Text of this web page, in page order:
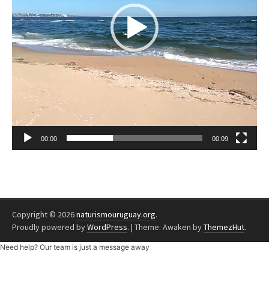
00:00 00:09
Copyright © 2026naturismouruguay.org.
Proudly powered byWordPress. | Theme: Awaken byThemezHut.
Need help? Our team is just a message away